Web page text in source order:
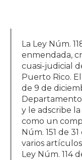
La Ley Núm.
enmendada,
cuasi-judicial
Puerto Rico.
de 9 de
y le adscribe
como un
Núm. 151 de
varios
Ley Núm. 114